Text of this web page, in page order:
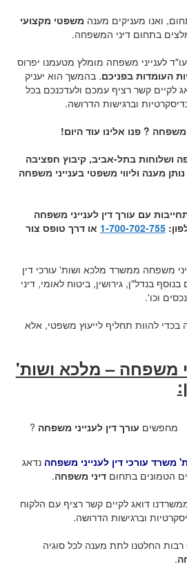
ואנו מעניקים מענה משפטי מקצועי
בתחום דיני המשפחה.
לענייני משפחה מומלץ מטעמנו יפרוס
העומדות בפניכם. בהמשך הוא יעניק
לקיים קשר רציף עמכם ולעדכנכם בכל
וברגישות הדרושה.
? פנו אלינו עוד היום!
ושלוחות בתל-אביב, קיבוץ חפציבה
מענה וליווי משפטי בענייני משפחה
עם עורך דין לענייני משפחה
1-700-702-755 או דרך טופס צור
משפחה ממשרד מלכא ושות' עורכי דין
בנדל"ן, גירושין, ביטוח לאומי, דיני
וכו'.
בכדי להוות תחליף לייעוץ משפטי, אלא
משפחה – מלכא ושות'
מחפשים עורך דין לענייני משפחה ?
משרד עורכי דין לענייני משפחה נדאג
הטמונים בתחוםדיני משפחה.
דואג לקיים קשר רציף עם הלקוח
וברגישות הדרושה.
החלטנו לתת מענה לכל סוגיה
.